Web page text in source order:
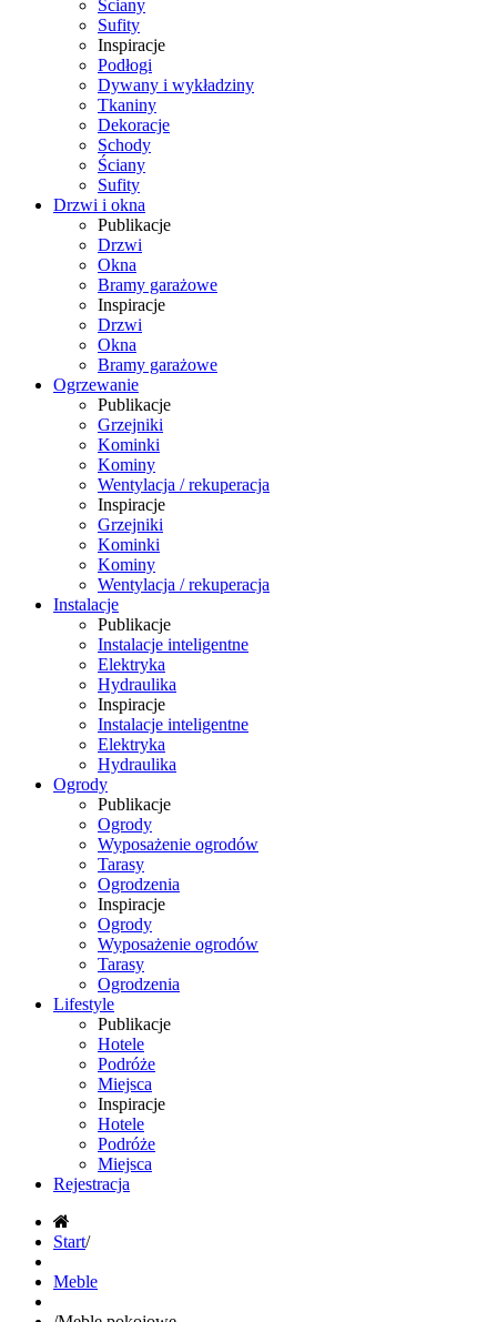
Ściany
Sufity
Inspiracje
Podłogi
Dywany i wykładziny
Tkaniny
Dekoracje
Schody
Ściany
Sufity
Drzwi i okna
Publikacje
Drzwi
Okna
Bramy garażowe
Inspiracje
Drzwi
Okna
Bramy garażowe
Ogrzewanie
Publikacje
Grzejniki
Kominki
Kominy
Wentylacja / rekuperacja
Inspiracje
Grzejniki
Kominki
Kominy
Wentylacja / rekuperacja
Instalacje
Publikacje
Instalacje inteligentne
Elektryka
Hydraulika
Inspiracje
Instalacje inteligentne
Elektryka
Hydraulika
Ogrody
Publikacje
Ogrody
Wyposażenie ogrodów
Tarasy
Ogrodzenia
Inspiracje
Ogrody
Wyposażenie ogrodów
Tarasy
Ogrodzenia
Lifestyle
Publikacje
Hotele
Podróże
Miejsca
Inspiracje
Hotele
Podróże
Miejsca
Rejestracja
Start/
Meble